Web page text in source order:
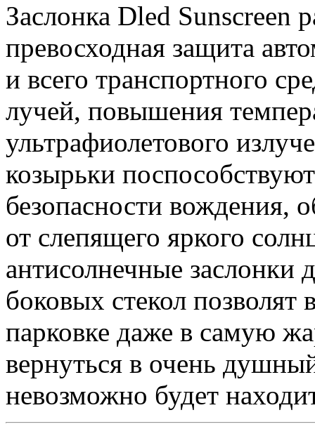
Заслонка Dled Sunscreen
превосходная защита
и всего транспортного
лучей, повышения
ультрафиолетового
козырьки
безопасности вождения,
от слепящего яркого
антисолнечные заслонки
боковых стекол позволят
парковке даже в самую
вернуться в очень
невозможно будет